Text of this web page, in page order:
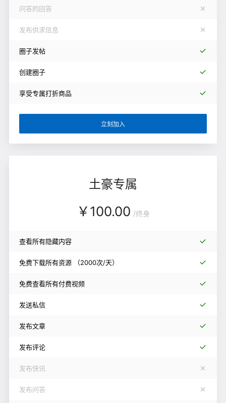
问答的回答
发布供求信息
圈子发帖
创建圈子
享受专属打折商品
立刻加入
土豪专属
￥100.00 /终身
查看所有隐藏内容
免费下载所有资源 （2000次/天）
免费查看所有付费视频
发送私信
发布文章
发布评论
发布快讯
发布问答